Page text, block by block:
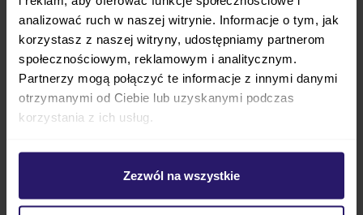
analizować ruch w naszej witrynie. Informacje o tym, jak
korzystasz z naszej witryny, udostępniamy partnerom
społecznościowym, reklamowym i analitycznym.
Partnerzy mogą połączyć te informacje z innymi danymi
otrzymanymi od Ciebie lub uzyskanymi podczas
korzystania z ich usług.
Zezwól na wszystkie
Produkty1-30z502
pokaż:
na stronę
Różnorodność odcieni zieleni w wózkach
dziecięcych
Zielone wózki dziecięce dostępne są w wielu odcieniach.
ciemnej butelkowej zieleni i malachitu. Do tego wózki
dziecięce zielone różnią się rodzajem użytego materiału –
zupełnie inny efekt wizualny da tapicerka matowa w
porównaniu z modelem, w którym tapicerka błyszczy i
połyskuje. Producenci, wychodząc naprzeciw